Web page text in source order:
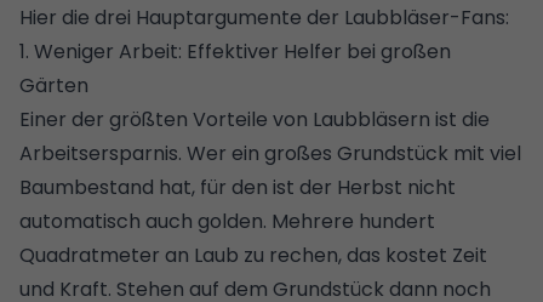
Hier die drei Hauptargumente der Laubbläser-Fans:
1. Weniger Arbeit: Effektiver Helfer bei großen
Gärten
Einer der größten Vorteile von Laubbläsern ist die
Arbeitsersparnis. Wer ein großes Grundstück mit viel
Baumbestand hat, für den ist der Herbst nicht
automatisch auch golden. Mehrere hundert
Quadratmeter an Laub zu rechen, das kostet Zeit
und Kraft. Stehen auf dem Grundstück dann noch